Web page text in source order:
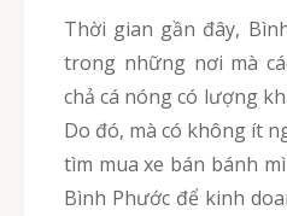
Thời gian gần đây, Bình Phước đang là một
trong những nơi mà
chả cá nóng có lượng
Do đó, mà có không ít
tìm mua xe bán bánh
Bình Phước để kinh